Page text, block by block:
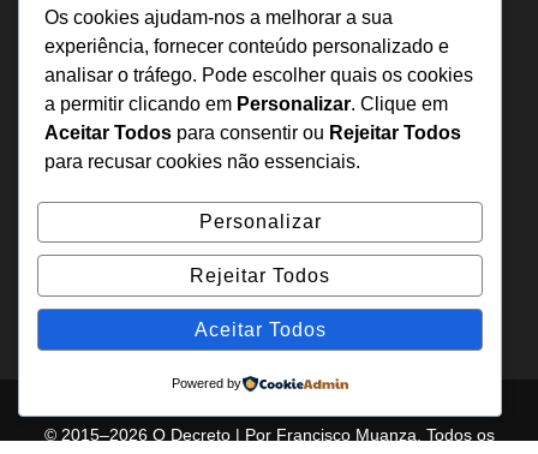
Sobre Nós
Estatuto Editorial
Inquérito
Denuncia
Política de Privacidade
Contactos
+244 957 277 922
denuncia@odecreto.com
Angola - Luanda, Viana
© 2015–2026 O Decreto | Por Francisco Muanza. Todos os
Os cookies ajudam-nos a melhorar a sua
experiência, fornecer conteúdo personalizado e
analisar o tráfego. Pode escolher quais os cookies
a permitir clicando em Personalizar. Clique em
Aceitar Todos para consentir ou Rejeitar Todos
para recusar cookies não essenciais.
Personalizar
Rejeitar Todos
Aceitar Todos
Powered by